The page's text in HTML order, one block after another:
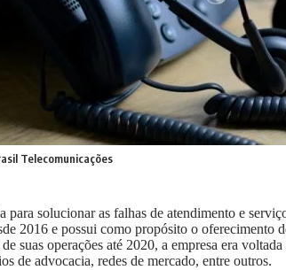
Telecomunicações
para solucionar as falhas de atendimento e
2016 e possui como propósito o oferecimento
suas operações até 2020, a empresa era
de advocacia, redes de mercado, entre outros.